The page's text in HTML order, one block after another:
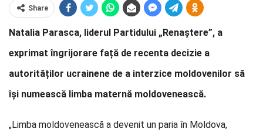
Share
Natalia Parasca, liderul Partidului „Renaștere”, a
exprimat îngrijorare față de recenta decizie a
autorităților ucrainene de a interzice moldovenilor să
își numească limba maternă moldovenească.
„Limba moldovenească a devenit un paria în Moldova,